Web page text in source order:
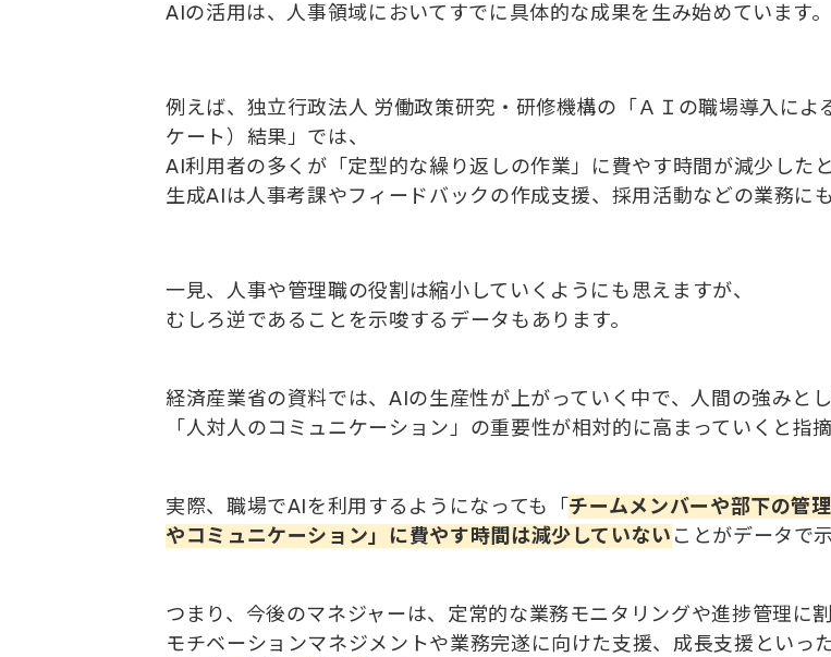
AIの活用は、人事領域においてすでに具体的な成果を生み始めています。
例えば、独立行政法人 労働政策研究・研修機構の「ＡＩの職場導入に
ケート）結果」では、
AI利用者の多くが「定型的な繰り返しの作業」に費やす時間が減少した
生成AIは人事考課やフィードバックの作成支援、採用活動などの業務に
一見、人事や管理職の役割は縮小していくようにも思えますが、
むしろ逆であることを示唆するデータもあります。
経済産業省の資料では、AIの生産性が上がっていく中で、人間の強みと
「人対人のコミュニケーション」の重要性が相対的に高まっていくと指
実際、職場でAIを利用するようになっても「チームメンバーや部下の管
やコミュニケーション」に費やす時間は減少していない ことがデータで
つまり、今後のマネジャーは、定常的な業務モニタリングや進捗管理に
モチベーションマネジメントや業務完遂に向けた支援、成長支援といっ